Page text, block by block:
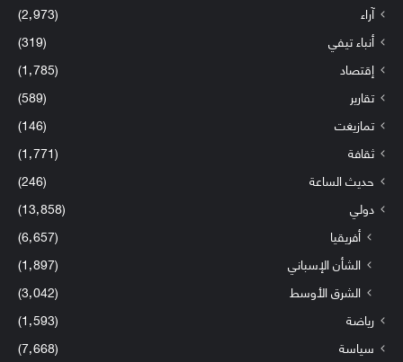
آراء
(2٬973)
أنباء تيفي
(319)
إقتصاد
(1٬785)
تقارير
(589)
تمازيغت
(146)
ثقافة
(1٬771)
حديث الساعة
(246)
دولي
(13٬858)
أفريقيا
(6٬657)
الشأن الإسباني
(1٬897)
الشرق الأوسط
(3٬042)
رياضة
(1٬593)
سياسة
(7٬668)